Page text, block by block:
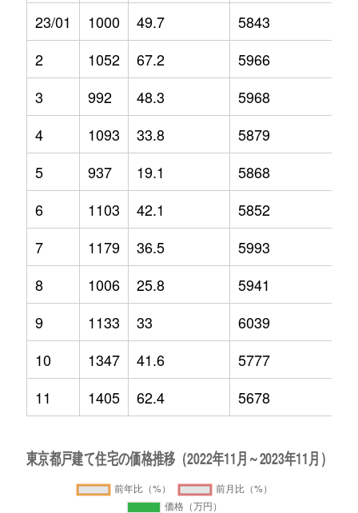
23/01
1000 49.7 5843
2
1052 67.2 5966
3
992 48.3 5968
4
1093 33.8 5879
5
937 19.1 5868
6
1103 42.1 5852
7
1179 36.5 5993
8
1006 25.8 5941
9
1133 33 6039
10
1347 41.6 5777
11
1405 62.4 5678